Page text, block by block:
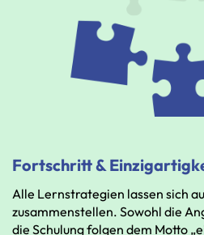
Fortschritt &
Alle Lernstrategien lassen sich
zusammenstellen. Sowohl die
die Schulungfolgen dem Motto